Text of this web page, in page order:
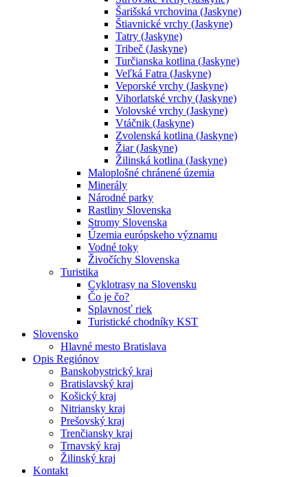
Šarišská vrchovina (Jaskyne)
Štiavnické vrchy (Jaskyne)
Tatry (Jaskyne)
Tribeč (Jaskyne)
Turčianska kotlina (Jaskyne)
Veľká Fatra (Jaskyne)
Veporské vrchy (Jaskyne)
Vihorlatské vrchy (Jaskyne)
Volovské vrchy (Jaskyne)
Vtáčnik (Jaskyne)
Zvolenská kotlina (Jaskyne)
Žiar (Jaskyne)
Žilinská kotlina (Jaskyne)
Maloplošné chránené územia
Minerály
Národné parky
Rastliny Slovenska
Stromy Slovenska
Územia európskeho významu
Vodné toky
Živočíchy Slovenska
Turistika
Cyklotrasy na Slovensku
Čo je čo?
Splavnosť riek
Turistické chodníky KST
Slovensko
Hlavné mesto Bratislava
Opis Regiónov
Banskobystrický kraj
Bratislavský kraj
Košický kraj
Nitriansky kraj
Prešovský kraj
Trenčiansky kraj
Trnavský kraj
Žilinský kraj
Kontakt